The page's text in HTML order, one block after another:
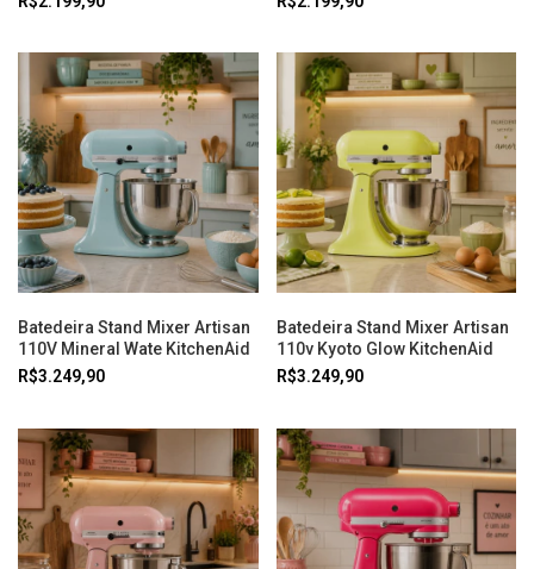
Batedeira Stand Mixer Artisan
110V Mineral Wate KitchenAid
R$3.249,90
Batedeira Stand Mixer Artisan
110v Kyoto Glow KitchenAid
R$3.249,90